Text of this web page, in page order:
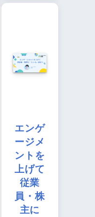
エンゲ
ージメ
ントを
上げて
従業
員・株
主に